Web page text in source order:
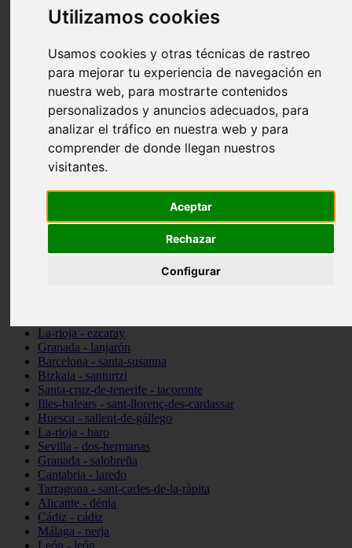
Utilizamos cookies
Usamos cookies y otras técnicas de rastreo
para mejorar tu experiencia de navegación en
nuestra web, para mostrarte contenidos
personalizados y anuncios adecuados, para
analizar el tráfico en nuestra web y para
comprender de donde llegan nuestros
visitantes.
Aceptar
Rechazar
Configurar
Santa-cruz-de-tenerife - los-llanos-de-aridane
Cantabria - suances
Granada - monachil
Huesca - isábena
Huesca - alquézar
Huesca - castejón-de-sos
Lleida - alt-àneu
Sevilla - marinaleda
Córdoba - almedinilla
Navarra - zangoza
Barcelona - la-pobla-de-lillet
Las-palmas - yaiza
La-rioja - ezcaray
Granada - lanjarón
Barcelona - santa-susanna
Bizkaia - santurtzi
Santa-cruz-de-tenerife - tacoronte
Illes-balears - sant-llorenç-des-cardassar
Huesca - sallent-de-gállego
La-rioja - haro
Sevilla - dos-hermanas
Granada - salobreña
Cantabria - laredo
Tarragona - sant-carles-de-la-ràpita
Alicante - dénia
Cádiz - cádiz
Málaga - nerja
León - león